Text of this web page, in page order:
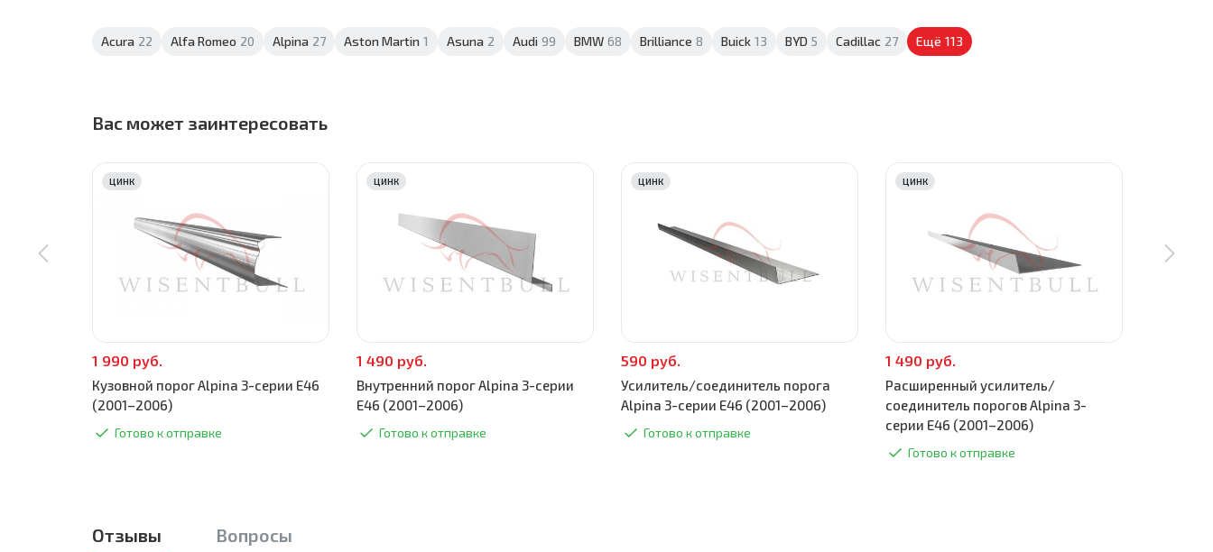
Acura 22 Alfa Romeo 20 Alpina 27 Aston Martin 1 Asuna 2 Audi 99 BMW 68 Brilliance 8 Buick 13 BYD 5 Cadillac 27 Ещё 113
Вас может заинтересовать
1 990 руб.
Кузовной порог Alpina 3-серии E46
(2001–2006)
Готово к отправке
ЦИНК
1 490 руб.
Внутренний порог Alpina 3-серии
E46 (2001–2006)
Готово к отправке
ЦИНК
590 руб.
Усилитель/соединитель порога
Alpina 3-серии E46 (2001–2006)
Готово к отправке
ЦИНК
1 490 руб.
Расширенный усилитель/
соединитель порогов Alpina 3-
серии E46 (2001–2006)
Готово к отправке
ЦИНК
Отзывы Вопросы